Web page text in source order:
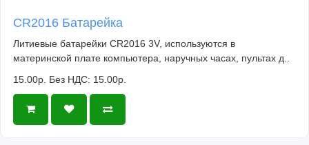
CR2016 Батарейка
Литиевые батарейки CR2016 3V, используются в
материнской плате компьютера, наручных часах, пультах д..
15.00р. Без НДС: 15.00р.